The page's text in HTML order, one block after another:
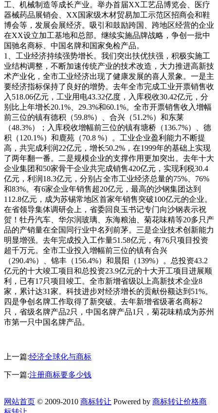
工、机械制造等成长产业。举办首届XX工艺品博览会、医疗
器械药品展销会、XX国家级木材贸易加工示范区招商会和鞋
博会等，发展会展经济。吸引和鼓励跨国、跨地区经营的企业
在XX设立加工基地和总部。继续实施品牌战略，争创一批中
国驰名商标、中国名牌和国家免检产品。
1、工业经济持续强势增长。我们突出扶优扶强，积极实施工
业结构调整，不断加速传统产业的技术改造，大力推进高新技
术产业化，全市工业经济出现了健康发展的喜人景象。一是主
要经济指标保持了良好的增势。去年全市完成工业开票销售收
入518.06亿元，工业用电43.32亿度，入库税收30.42亿元，分
别比上年增长20.1%、29.3%和60.1%。全市开票销售收入增幅
前三位的镇有德积（59.8%）、合兴（51.2%）和东莱
（48.3%）；入库税收增幅前三位的镇有塘桥（136.7%）、德
积（120.1%）和鹿苑（70.8 %）。工业企业盈利能力不断提
高，共完成利润22亿元，增长50.2%，在1999年的基础上实现
了两年翻一番。二是规模企业的支撑作用更加突出。去年十大
企业集团和50家骨干企业共完成销售420亿元，实现利税30.4
亿元，利润18.3亿元，分别占全市工业经济总量的75%、76%
和83%。有6家企业年销售超20亿元，最高的沙钢集团达到
112.8亿元，成为苏锡常地区首家年销售突破100亿元的企业。
在省领导集体调研会上，省委回良玉书记专门向沙钢表示祝
贺！牡丹汽车、华尔润玻璃、东海粮油、菊花味精等20多只产
品的产销量在全国同行业中名列前茅。三是企业技术创新能力
明显增强。去年完成投入工作量51.58亿元，有76只项目投资
超千万元。全市工业投入增幅前三位的镇有合兴
（290.4%）、锦丰（156.4%）和晨阳（139%）。总投资43.2
亿元的十大竣工项目和总投资23.9亿元的十大开工项目进展顺
利，已有17只项目竣工。全市新增省级以上高新技术企业8
家，累计达31家。科技进步对经济增长的贡献份额达到51%。
四是争创名牌工作取得了新突破。去年新增省级著名商标2
只，省级名牌产品2只，中国名牌产品1只，菊花味精成为苏州
市第一只中国名牌产品。
上一篇:经济全球化与商标
下一篇:注册商标要多少钱
网站首页 © 2009-2010 商标转让 Powered by 商标转让价格商